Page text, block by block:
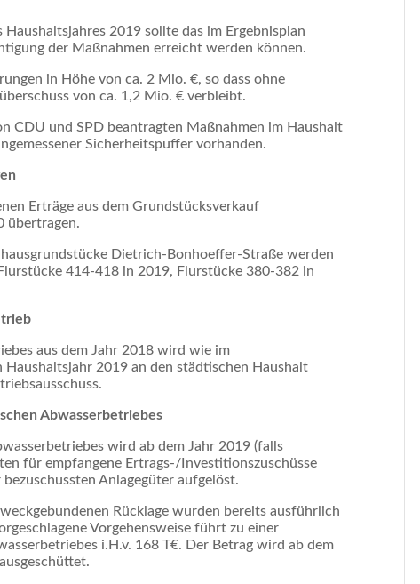
2019 sollte das im Ergebnisplan
der Maßnahmen erreicht werden können.
in Höhe von ca. 2 Mio. €, so dass ohne
von ca. 1,2 Mio. € verbleibt.
CDU und SPD beantragten Maßnahmen im Haushalt
Sicherheitspuffer vorhanden.
Erträge aus dem Grundstücksverkauf
übertragen.
Dietrich-Bonhoeffer-Straße werden
414-418 in 2019, Flurstücke 380-382 in
aus dem Jahr 2018 wird wie im
2019 an den städtischen Haushalt
Abwasserbetriebes
wird ab dem Jahr 2019 (falls
für empfangene Ertrags-/Investitionszuschüsse
Anlagegüter aufgelöst.
Rücklage wurden bereits ausführlich
Vorgehensweise führt zu einer
i.H.v. 168 T€. Der Betrag wird ab dem